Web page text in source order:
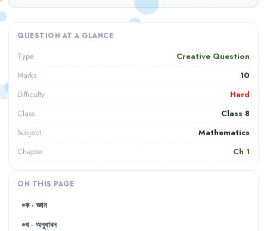
QUESTION AT A GLANCE
Type Creative Question
Marks 10
Difficulty Hard
Class Class 8
Subject Mathematics
Chapter Ch 1
ON THIS PAGE
ক · জ্ঞান
খ · অনুধাবন